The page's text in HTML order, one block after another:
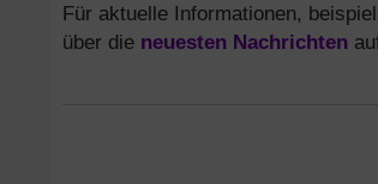
Für aktuelle Informationen,
über die neuesten Nachrichten